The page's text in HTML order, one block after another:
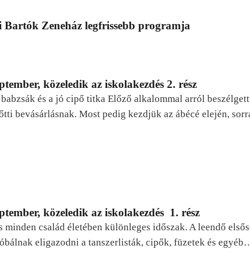
Bartók Zeneház legfrissebb programja
közeledik az iskolakezdés 2. rész
és a jó cipő titka Előző alkalommal arról
bevásárlásnak. Most pedig kezdjük az ábécé elején,
közeledik az iskolakezdés 1. rész
minden család életében különleges időszak. A leendő
eligazodni a tanszerlisták, cipők, füzetek és